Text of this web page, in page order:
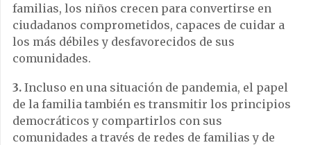
familias, los niños crecen para convertirse en
ciudadanos comprometidos, capaces de cuidar a
los más débiles y desfavorecidos de sus
comunidades.
3. Incluso en una situación de pandemia, el papel
de la familia también es transmitir los principios
democráticos y compartirlos con sus
comunidades a través de redes de familias y de